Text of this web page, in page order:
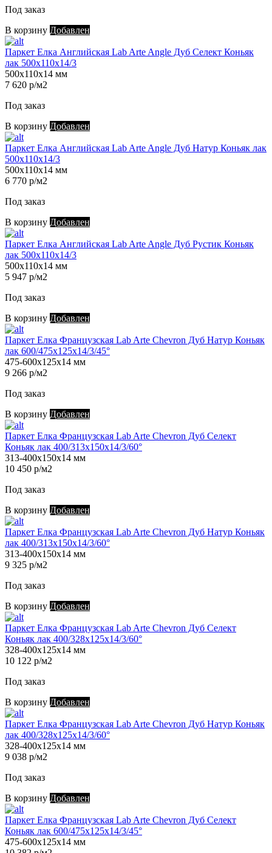
Под заказ
В корзину Добавлен
Паркет Елка Английская Lab Arte Angle Дуб Селект Коньяк
лак 500х110х14/3
500х110х14 мм
7 620 р/м2
Под заказ
В корзину Добавлен
Паркет Елка Английская Lab Arte Angle Дуб Натур Коньяк лак
500х110х14/3
500х110х14 мм
6 770 р/м2
Под заказ
В корзину Добавлен
Паркет Елка Английская Lab Arte Angle Дуб Рустик Коньяк
лак 500х110х14/3
500х110х14 мм
5 947 р/м2
Под заказ
В корзину Добавлен
Паркет Елка Французская Lab Arte Chevron Дуб Натур Коньяк
лак 600/475х125х14/3/45°
475-600х125х14 мм
9 266 р/м2
Под заказ
В корзину Добавлен
Паркет Елка Французская Lab Arte Chevron Дуб Селект
Коньяк лак 400/313х150х14/3/60°
313-400х150х14 мм
10 450 р/м2
Под заказ
В корзину Добавлен
Паркет Елка Французская Lab Arte Chevron Дуб Натур Коньяк
лак 400/313х150х14/3/60°
313-400х150х14 мм
9 325 р/м2
Под заказ
В корзину Добавлен
Паркет Елка Французская Lab Arte Chevron Дуб Селект
Коньяк лак 400/328х125х14/3/60°
328-400х125х14 мм
10 122 р/м2
Под заказ
В корзину Добавлен
Паркет Елка Французская Lab Arte Chevron Дуб Натур Коньяк
лак 400/328х125х14/3/60°
328-400х125х14 мм
9 038 р/м2
Под заказ
В корзину Добавлен
Паркет Елка Французская Lab Arte Chevron Дуб Селект
Коньяк лак 600/475х125х14/3/45°
475-600х125х14 мм